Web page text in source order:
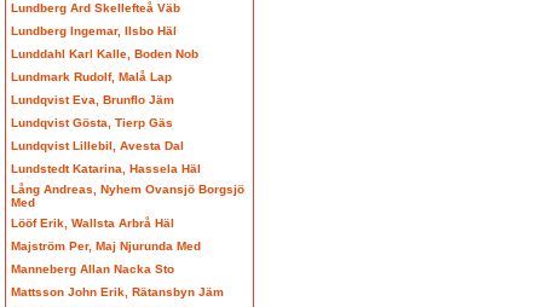
Lundberg Ard Skellefteå Väb
Lundberg Ingemar, Ilsbo Häl
Lunddahl Karl Kalle, Boden Nob
Lundmark Rudolf, Malå Lap
Lundqvist Eva, Brunflo Jäm
Lundqvist Gösta, Tierp Gäs
Lundqvist Lillebil, Avesta Dal
Lundstedt Katarina, Hassela Häl
Lång Andreas, Nyhem Ovansjö Borgsjö
Med
Lööf Erik, Wallsta Arbrå Häl
Majström Per, Maj Njurunda Med
Manneberg Allan Nacka Sto
Mattsson John Erik, Rätansbyn Jäm